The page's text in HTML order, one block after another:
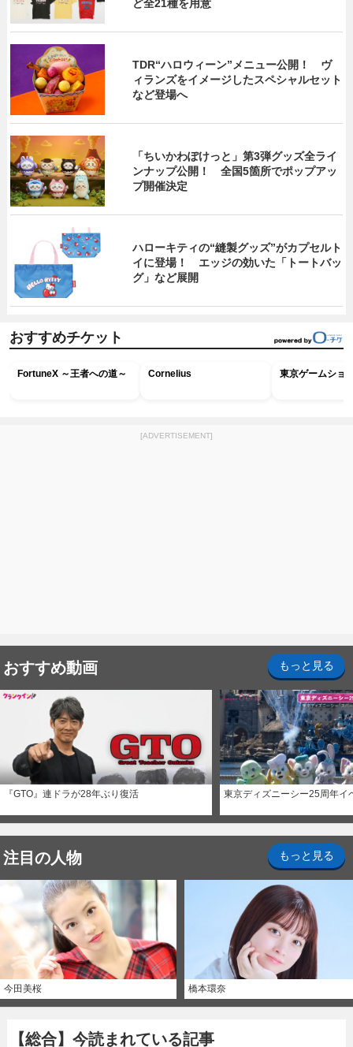
ど全21種を用意
TDR“ハロウィーン”メニュー公開！ ヴ
ィランズをイメージしたスペシャルセット
など登場へ
「ちいかわぽけっと」第3弾グッズ全ライ
ンナップ公開！ 全国5箇所でポップアッ
プ開催決定
ハローキティの“縫製グッズ”がカプセルト
イに登場！ エッジの効いた「トートバッ
グ」など展開
おすすめチケット
FortuneX ～王者への道～ Cornelius 東京ゲームショ
[ADVERTISEMENT]
おすすめ動画 もっと見る
『GTO』連ドラが28年ぶり復活 東京ディズニーシー25周年イ
注目の人物 もっと見る
今田美桜 橋本環奈
【総合】今読まれている記事